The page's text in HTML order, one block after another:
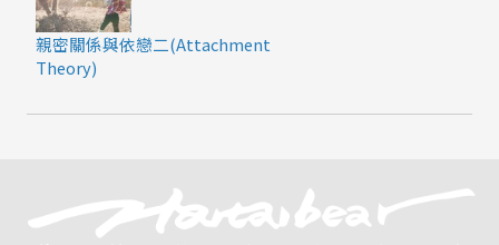
親密關係與依戀二(Attachment
Theory)